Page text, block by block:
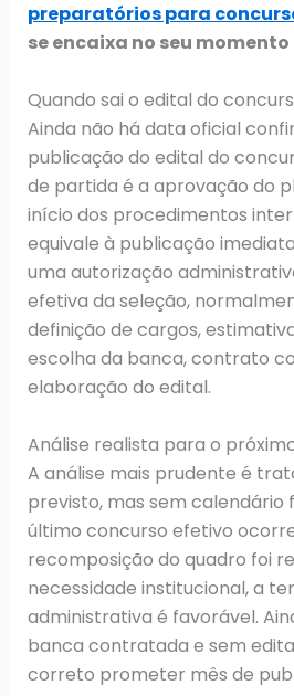
preparatórios para
se encaixa no seu
Quando sai o edital do
Ainda não há data oficial
publicação do edital do
de partida é a aprovação do
início dos procedimentos
equivale à publicação
uma autorização
efetiva da seleção,
definição de cargos,
escolha da banca, contrato
elaboração do edital.
Análise realista para o
A análise mais prudente é
previsto, mas sem calendário
último concurso efetivo
recomposição do quadro foi
necessidade institucional, a
administrativa é favorável.
banca contratada e sem
correto prometer mês de